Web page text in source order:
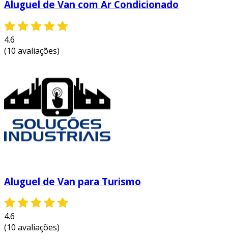
Aluguel de Van com Ar Condicionado
4.6
(10 avaliações)
Aluguel de Van para Turismo
4.6
(10 avaliações)